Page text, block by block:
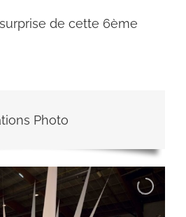
de cette 6ème
Photo